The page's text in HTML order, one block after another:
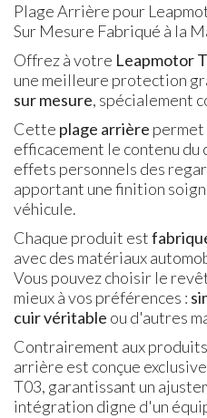
Plage Arrière pour
Sur Mesure Fabriqué à la
Offrez à votre Leapmotor
une meilleure protection
sur mesure, spécialement
Cette plage arrière
efficacement le contenu
effets personnels des
apportant une finition
véhicule.
Chaque produit est
avec des matériaux
Vous pouvez choisir le
mieux à vos préférences :
cuir véritable ou d'autres
Contrairement aux
arrière est conçue
T03, garantissant un
intégration digne d'un